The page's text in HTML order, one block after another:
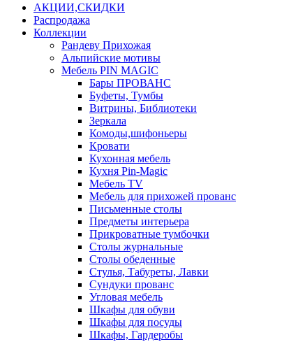
АКЦИИ,СКИДКИ
Распродажа
Коллекции
Рандеву Прихожая
Альпийские мотивы
Мебель PIN MAGIС
Бары ПРОВАНС
Буфеты, Тумбы
Витрины, Библиотеки
Зеркала
Комоды,шифоньеры
Кровати
Кухонная мебель
Кухня Pin-Magic
Мебель TV
Мебель для прихожей прованс
Письменные столы
Предметы интерьера
Прикроватные тумбочки
Столы журнальные
Столы обеденные
Стулья, Табуреты, Лавки
Сундуки прованс
Угловая мебель
Шкафы для обуви
Шкафы для посуды
Шкафы, Гардеробы